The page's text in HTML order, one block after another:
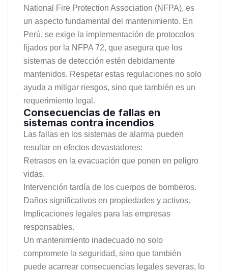
National Fire Protection Association (NFPA), es
un aspecto fundamental del mantenimiento. En
Perú, se exige la implementación de protocolos
fijados por la NFPA 72, que asegura que los
sistemas de detección estén debidamente
mantenidos. Respetar estas regulaciones no solo
ayuda a mitigar riesgos, sino que también es un
requerimiento legal.
Consecuencias de fallas en
sistemas contra incendios
Las fallas en los sistemas de alarma pueden
resultar en efectos devastadores:
Retrasos en la evacuación que ponen en peligro
vidas.
Intervención tardía de los cuerpos de bomberos.
Daños significativos en propiedades y activos.
Implicaciones legales para las empresas
responsables.
Un mantenimiento inadecuado no solo
compromete la seguridad, sino que también
puede acarrear consecuencias legales severas, lo